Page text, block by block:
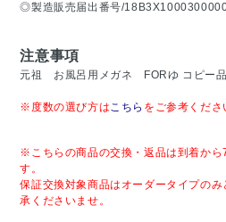
◎製造販売届出番号/
注意事項
元祖 お風呂用メガネ FORゆ コピー品
※度数の選び方はこちら をご参考くださ
※こちらの商品の交換・返品は到着から
す。
保証交換対象商品はオーダータイプの
承くださいませ。